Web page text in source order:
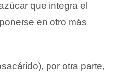
que integra el
en otro más
por otra parte,